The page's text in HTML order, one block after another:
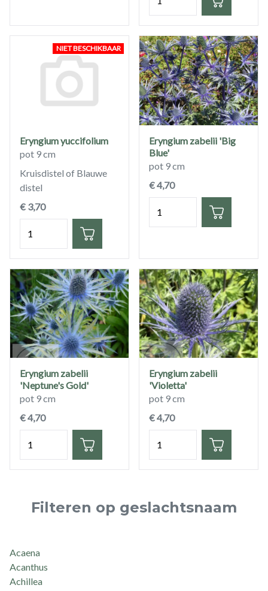
Eryngium yuccifolium
pot 9 cm
Kruisdistel of Blauwe
distel
€ 3,70
NIET BESCHIKBAAR
Eryngium zabelii 'Big
Blue'
pot 9 cm
€ 4,70
Eryngium zabelii
'Neptune's Gold'
pot 9 cm
€ 4,70
Eryngium zabelii
'Violetta'
pot 9 cm
€ 4,70
Filteren op geslachtsnaam
Acaena
Acanthus
Achillea